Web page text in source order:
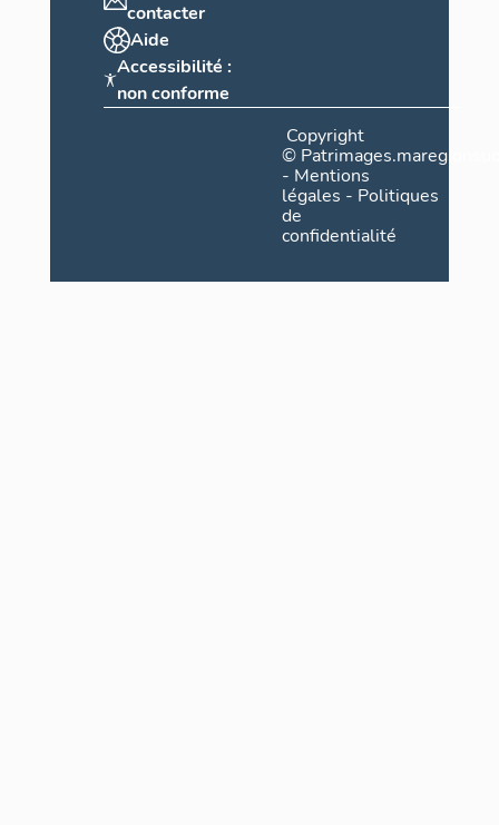
contacter
Aide
Accessibilité :
non conforme
Copyright
©
- Mentions
légales - Politiques
de
confidentialité